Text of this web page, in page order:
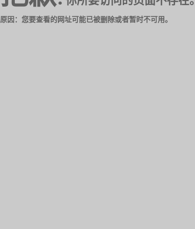
原因：您要查看的网址可能已被删除或者暂时不可用。